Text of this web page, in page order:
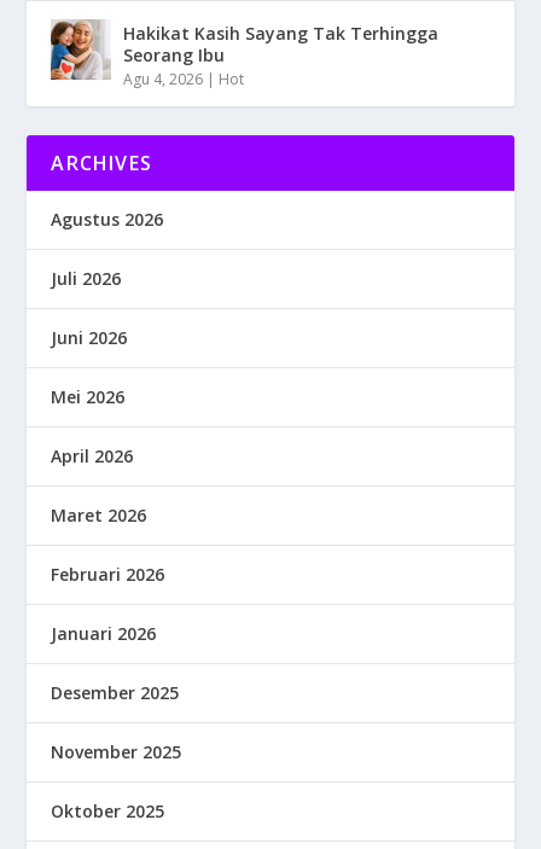
Hakikat Kasih Sayang Tak Terhingga
Seorang Ibu
Agu 4, 2026 | Hot
ARCHIVES
Agustus 2026
Juli 2026
Juni 2026
Mei 2026
April 2026
Maret 2026
Februari 2026
Januari 2026
Desember 2025
November 2025
Oktober 2025